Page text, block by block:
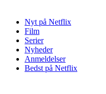
Nyt på Netflix
Film
Serier
Nyheder
Anmeldelser
Bedst på Netflix